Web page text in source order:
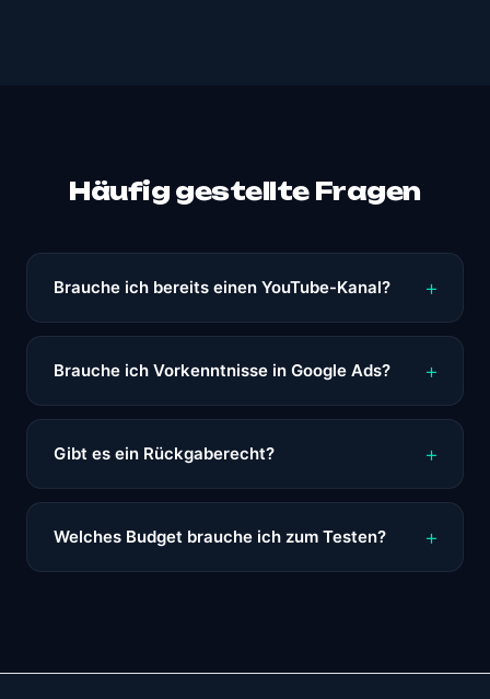
Häufig gestellte Fragen
Brauche ich bereits einen YouTube-Kanal?
Brauche ich Vorkenntnisse in Google Ads?
Gibt es ein Rückgaberecht?
Welches Budget brauche ich zum Testen?